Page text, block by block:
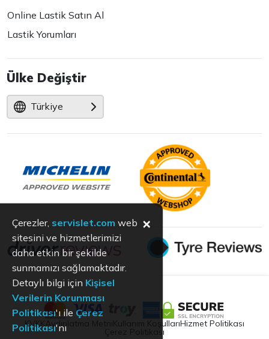
Online Lastik Satın Al
Lastik Yorumları
Ülke Değiştir
Türkiye
KVKK Aydınlatma Metni Kullanım KoşullarıHizmet Politikası
Çerez Politikası
Çerezler, servislet.com web
sitesini ve hizmetlerimizi
daha etkin bir şekilde
sunmamızı sağlamaktadır.
Detaylı bilgi için Kişisel
Verilerin Korunması
Politikası'ı ile Çerez
Politikası'nı
×